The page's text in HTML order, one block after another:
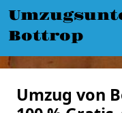
Bottrop
Umzug von